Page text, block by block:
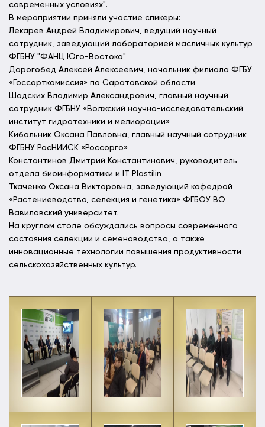
современных условиях".
В мероприятии приняли участие спикеры:
Лекарев Андрей Владимирович, ведущий научный
сотрудник, заведующий лабораторией масличных культур
ФГБНУ "ФАНЦ Юго-Востока"
Дорогобед Алексей Алексеевич, начальник филиала ФГБУ
«Госсорткомиссия» по Саратовской области
Шадских Владимир Александрович, главный научный
сотрудник ФГБНУ «Волжский научно-исследовательский
институт гидротехники и мелиорации»
Кибальник Оксана Павловна, главный научный сотрудник
ФГБНУ РосНИИСК «Россорго»
Константинов Дмитрий Константинович, руководитель
отдела биоинформатики и IT Plastilin
Ткаченко Оксана Викторовна, заведующий кафедрой
«Растениеводство, селекция и генетика» ФГБОУ ВО
Вавиловский университет.
На круглом столе обсуждались вопросы современного
состояния селекции и семеноводства, а также
инновационные технологии повышения продуктивности
сельскохозяйственных культур.